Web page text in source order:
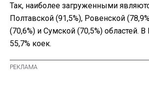
Так, наиболее загруженными
Полтавской (91,5%), Ровенской
(70,6%) и Сумской (70,5%) областей.
55,7% коек.